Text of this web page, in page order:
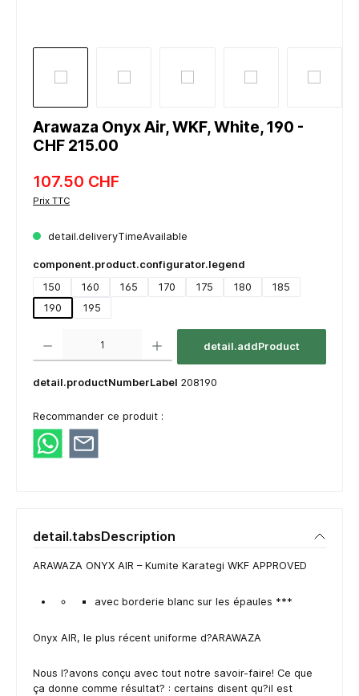
Arawaza Onyx Air, WKF, White, 190 -
CHF 215.00
107.50 CHF
Prix TTC
detail.deliveryTimeAvailable
component.product.configurator.legend
150
160 165 170 175 180
185
190
195
detail.addProduct
detail.productNumberLabel 208190
Recommander ce produit :
detail.tabsDescription
ARAWAZA ONYX AIR – Kumite Karategi WKF APPROVED
avec borderie blanc sur les épaules ***
Onyx AIR, le plus récent uniforme d?ARAWAZA
Nous l?avons conçu avec tout notre savoir-faire! Ce que
ça donne comme résultat? : certains disent qu?il est